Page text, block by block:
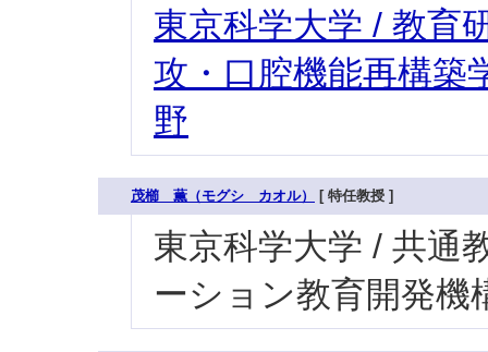
東京科学大学 / 教育
攻・口腔機能再構築
野
茂櫛 薫（モグシ カオル） [ 特任教授 ]
東京科学大学 / 共通
ーション教育開発機